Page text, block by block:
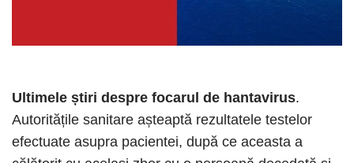
Ultimele știri despre focarul de hantavirus.
Autoritățile sanitare așteaptă rezultatele testelor
efectuate asupra pacientei, după ce aceasta a